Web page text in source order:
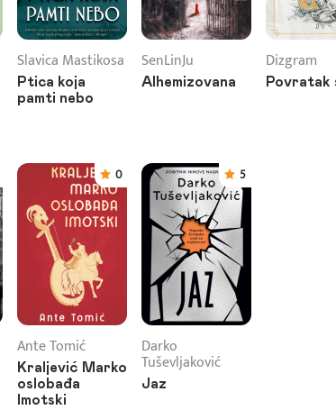
Slavica Mastikosa
Ptica koja
pamti nebo
SenLinJu
Alhemizovana
Dizgram
Povratak
0
Ante Tomić
Kraljević Marko
oslobađa
Imotski
5
Darko
Tuševljaković
Jaz